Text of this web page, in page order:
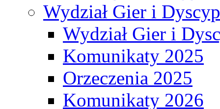
Wydział Gier i
Wydział Gier i
Komunikaty 2025
Orzeczenia 2025
Komunikaty 2026